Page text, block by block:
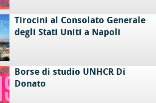
Tirocini al Consolato Generale
degli Stati Uniti a Napoli
Borse di studio UNHCR Di
Donato